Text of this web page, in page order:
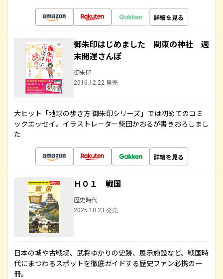
詳細を見る
御朱印はじめました 関東の神社 週
末開運さんぽ
御朱印
2016.12.22 発売
大ヒット「地球の歩き方 御朱印シリーズ」では初めてのコミ
ックエッセイ。イラストレーター柴田かおるが書きおろしまし
た
詳細を見る
Ｈ０１ 戦国
歴史時代
2025.10.23 発売
日本の城や古戦場、武将ゆかりの史跡、展示施設など、戦国時
代にまつわるスポットを徹底ガイドする歴史ファン必携の一
冊。